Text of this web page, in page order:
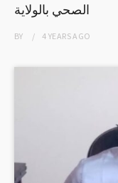
الصحي بالولاية
BY 4 YEARSAGO